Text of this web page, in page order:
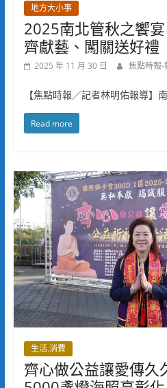
地方大小事
2025南北管秋之饗
齊獻藝、闖關送好禮
2025 年 11 月 30 日 焦點時報-
【焦點時報／記者林明佑報導】
Read more
生活.消費
齊心做公益讓愛傳